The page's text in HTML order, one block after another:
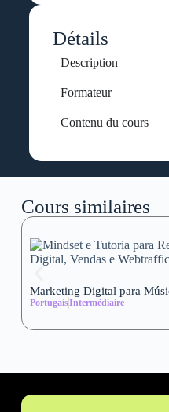
Détails
Description
Formateur
Contenu du cours
Cours similaires
Marketing Digital para
PortugaisIntermédiaire